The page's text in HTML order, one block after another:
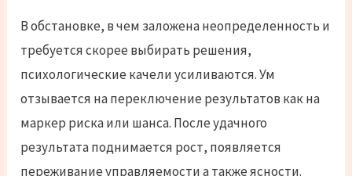
В обстановке, в чем заложена неопределенность и
требуется скорее выбирать решения,
психологические качели усиливаются. Ум
отзывается на переключение результатов как на
маркер риска или шанса. После удачного
результата поднимается рост, появляется
переживание управляемости а также ясности.